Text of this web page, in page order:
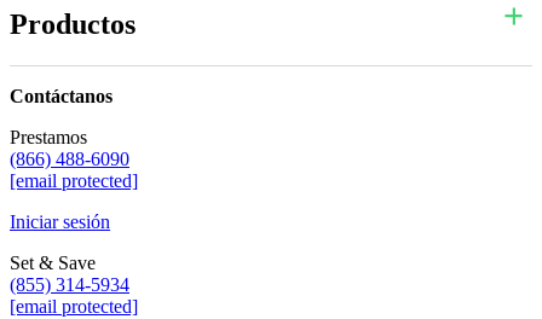
Productos
Contáctanos
Prestamos
(866) 488-6090
[email protected]
Iniciar sesión
Set & Save
(855) 314-5934
[email protected]